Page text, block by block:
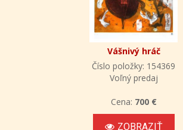
Vášnivý hráč
Číslo položky: 154369
Voľný predaj
Cena: 700 €
ZOBRAZIŤ